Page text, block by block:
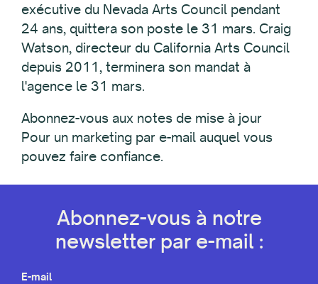
exécutive du Nevada Arts Council pendant
24 ans, quittera son poste le 31 mars. Craig
Watson, directeur du California Arts Council
depuis 2011, terminera son mandat à
l'agence le 31 mars.
Abonnez-vous aux notes de mise à jour
Pour un marketing par e-mail auquel vous
pouvez faire confiance.
Abonnez-vous à notre
newsletter par e-mail :
E-mail